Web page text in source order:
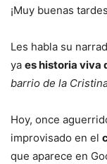
¡Muy buenas
Les habla su
ya es historia viva
barrio de la
Hoy, once
improvisado en el
que aparece en